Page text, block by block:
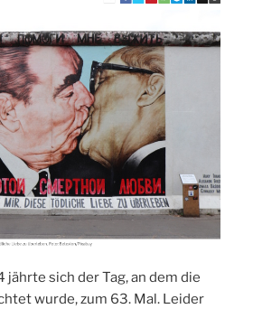
jährte sich der Tag, an dem die
wurde, zum 63. Mal. Leider